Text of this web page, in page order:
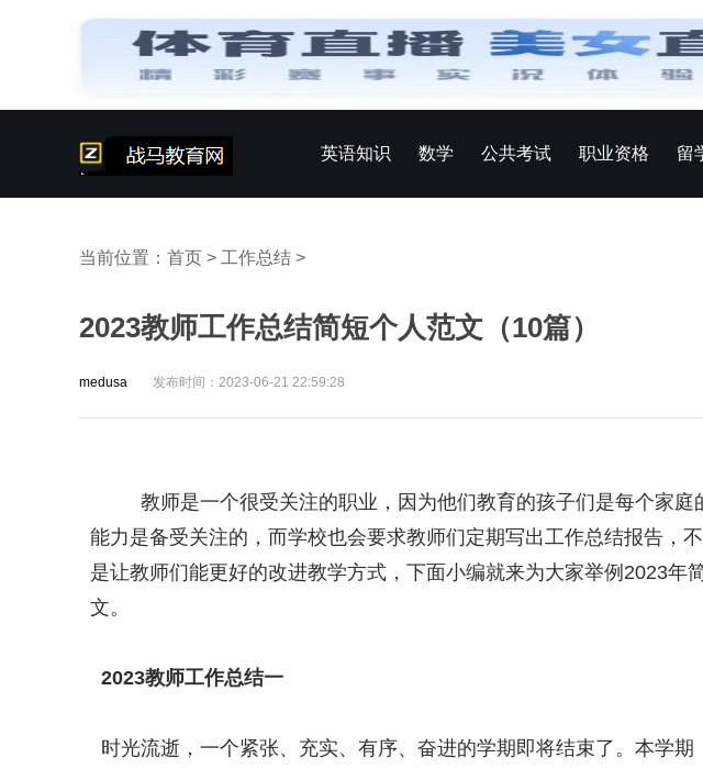
英语知识 数学 公共考试 职业资格 留
当前位置： 首页 > 工作总结 >
2023教师工作总结简短个人范文（10篇）
medusa 发布时间：2023-06-21 22:59:28
教师是一个很受关注的职业，因为他们教育的孩子们是每个家
能力是备受关注的，而学校也会要求教师们定期写出工作总结报告，
是让教师们能更好的改进教学方式，下面小编就来为大家举例2023年
文。
2023教师工作总结一
时光流逝，一个紧张、充实、有序、奋进的学期即将结束了。本学期